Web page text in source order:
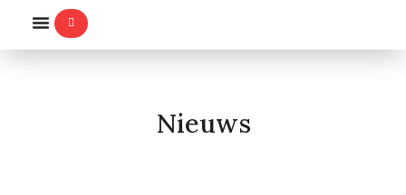
Nieuws